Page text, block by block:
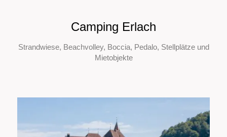
Camping Erlach
Strandwiese, Beachvolley, Boccia, Pedalo, Stellplätze und
Mietobjekte